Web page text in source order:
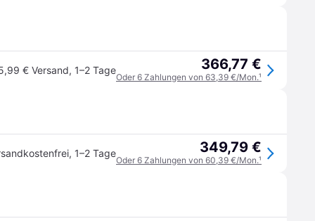
€ Versand, 1–2 Tage 366,77 €
Oder 6 Zahlungen von 63,39 €/Mon.¹
, 1–2 Tage 349,79 €
Oder 6 Zahlungen von 60,39 €/Mon.¹